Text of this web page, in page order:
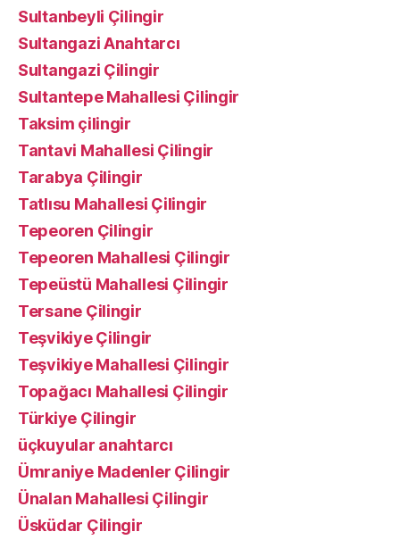
Sultanbeyli Çilingir
Sultangazi Anahtarcı
Sultangazi Çilingir
Sultantepe Mahallesi Çilingir
Taksim çilingir
Tantavi Mahallesi Çilingir
Tarabya Çilingir
Tatlısu Mahallesi Çilingir
Tepeoren Çilingir
Tepeoren Mahallesi Çilingir
Tepeüstü Mahallesi Çilingir
Tersane Çilingir
Teşvikiye Çilingir
Teşvikiye Mahallesi Çilingir
Topağacı Mahallesi Çilingir
Türkiye Çilingir
üçkuyular anahtarcı
Ümraniye Madenler Çilingir
Ünalan Mahallesi Çilingir
Üsküdar Çilingir